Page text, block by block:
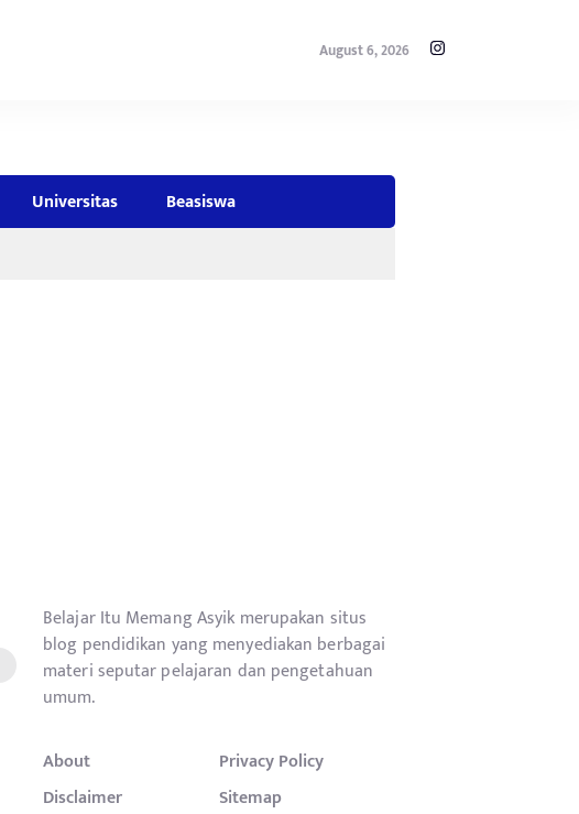
August 6, 2026
Universitas
Beasiswa
Belajar Itu Memang Asyik merupakan situs
blog pendidikan yang menyediakan berbagai
materi seputar pelajaran dan pengetahuan
umum.
About
Privacy Policy
Disclaimer
Sitemap